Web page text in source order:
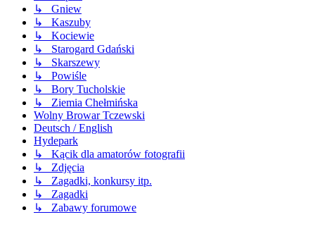
↳ Gniew
↳ Kaszuby
↳ Kociewie
↳ Starogard Gdański
↳ Skarszewy
↳ Powiśle
↳ Bory Tucholskie
↳ Ziemia Chełmińska
Wolny Browar Tczewski
Deutsch / English
Hydepark
↳ Kącik dla amatorów fotografii
↳ Zdjęcia
↳ Zagadki, konkursy itp.
↳ Zagadki
↳ Zabawy forumowe